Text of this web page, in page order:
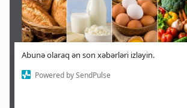
Abunə olaraq ən son xəbərləri izləyin.
Powered by SendPulse